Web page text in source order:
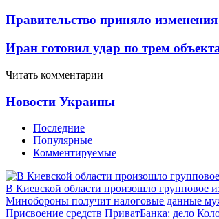
Правительство приняло
Иран готовил удар по трем
Читать комментарии
Новости Украины
Последние
Популярные
Комментируемые
В Киевской области произошло групповое
Минобороны получит налоговые данные
Присвоение средств ПриватБанка: дело